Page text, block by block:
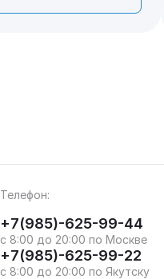
Телефон:
+7(985)-625-99-44
с 8:00 до 20:00 по Москве
+7(985)-625-99-22
с 8:00 до 20:00 по Якутску